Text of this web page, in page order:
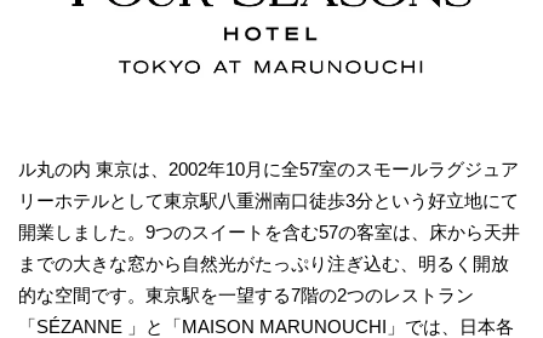
ル丸の内 東京は、2002年10月に全57室のスモールラグジュア
リーホテルとして東京駅八重洲南口徒歩3分という好立地にて
開業しました。9つのスイートを含む57の客室は、床から天井
までの大きな窓から自然光がたっぷり注ぎ込む、明るく開放
的な空間です。東京駅を一望する7階の2つのレストラン
「SÉZANNE 」と「MAISON MARUNOUCHI」では、日本各